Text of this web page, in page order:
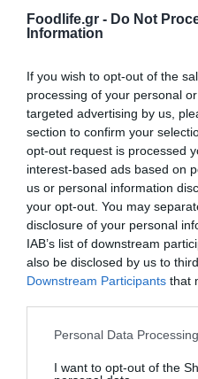
Foodlife.gr - Do Not
Information
If you wish to opt-out of the
processing of your personal
targeted advertising by us,
section to confirm your
opt-out request is processed
interest-based ads based on
us or personal information
your opt-out. You may
disclosure of your personal
IAB’s list of downstream
also be disclosed by us to
Downstream Participants that
Please note that this website/
not limited to your visit or
Personal Data
I want to opt-out of the
σημαντικότερα
αντιμετωπίζουν οι
ληξιπρόθεσμες
ασφαλιστικά ταμεία
συνεχίζουν και
χιλιάδων
Στην παρούσα χρονική
επόμενο χρονικό
των επιχειρηματιών
μπορούν να
κατάσταση στην